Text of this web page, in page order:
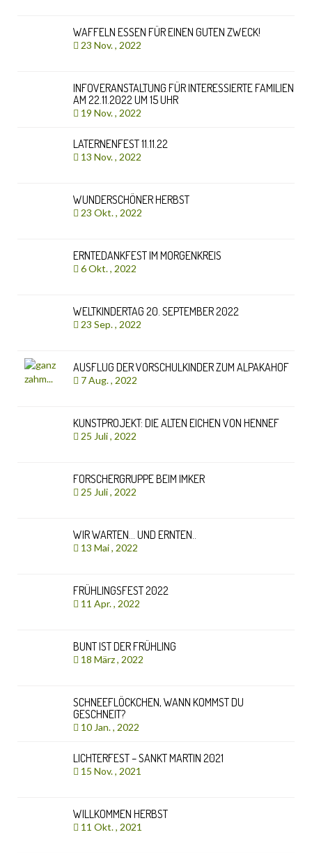
WAFFELN ESSEN FÜR EINEN GUTEN ZWECK!
23 Nov. , 2022
INFOVERANSTALTUNG FÜR INTERESSIERTE FAMILIEN
AM 22.11.2022 UM 15 UHR
19 Nov. , 2022
LATERNENFEST 11.11.22
13 Nov. , 2022
WUNDERSCHÖNER HERBST
23 Okt. , 2022
ERNTEDANKFEST IM MORGENKREIS
6 Okt. , 2022
WELTKINDERTAG 20. SEPTEMBER 2022
23 Sep. , 2022
AUSFLUG DER VORSCHULKINDER ZUM ALPAKAHOF
7 Aug. , 2022
KUNSTPROJEKT: DIE ALTEN EICHEN VON HENNEF
25 Juli , 2022
FORSCHERGRUPPE BEIM IMKER
25 Juli , 2022
WIR WARTEN… UND ERNTEN..
13 Mai , 2022
FRÜHLINGSFEST 2022
11 Apr. , 2022
BUNT IST DER FRÜHLING
18 März , 2022
SCHNEEFLÖCKCHEN, WANN KOMMST DU
GESCHNEIT?
10 Jan. , 2022
LICHTERFEST – SANKT MARTIN 2021
15 Nov. , 2021
WILLKOMMEN HERBST
11 Okt. , 2021